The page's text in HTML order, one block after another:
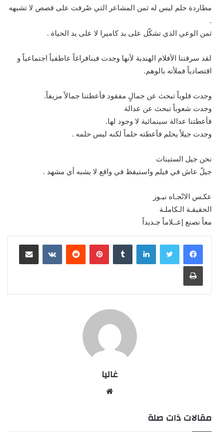
مطاردة حلم ليس له ثمن المشاعر التي صُرفت على قصص لا تشبهه
.
ثمن الوعي الذي تشكّل على يد كاميرا لا على يد الحياة .
لقد سرقتنا الأفلام الهندية لأنها وجدت فينافراغاً عاطفياً اجتماعياً و
اقتصادياً فملأته بالوهم.
وجدت قلوباً تبحث عن جمالٍ مفقود فأعطتنا جمالاً مزيفاً.
وجدت شعوباً تبحث عن عدالة
فأعطتنا عدالة سينمائية لا وجود لها.
وجدت جيلاً يحلم فأعطته حلماً لكنه ليس حلمه .
نحن جيل الستينات
جيلٌ عاش في فيلم واستيقظ في واقع لا يشبه أي مشهد .
عكـس الاتّجـاه نيـوز
الحقيقـة الـكاملـة
معاً نصنع إعــلاماً جـديداً
لينكدإن بينتيريست مشاركة عبر البريد
طباعة
غاليا
مقالات ذات صلة